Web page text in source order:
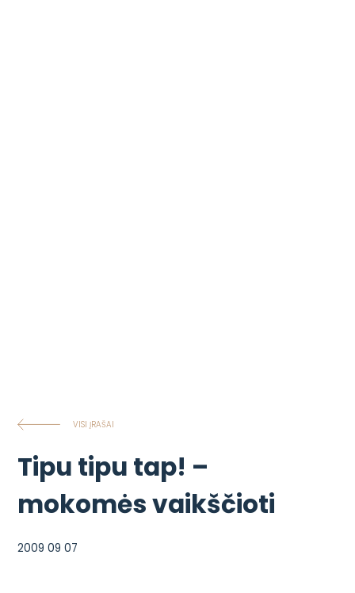
VISI ĮRAŠAI
Tipu tipu tap! –
mokomės vaikščioti
2009 09 07